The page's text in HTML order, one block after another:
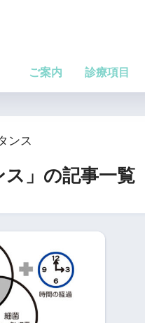
ご案内 診療項目
ンス
ス」の記事一覧